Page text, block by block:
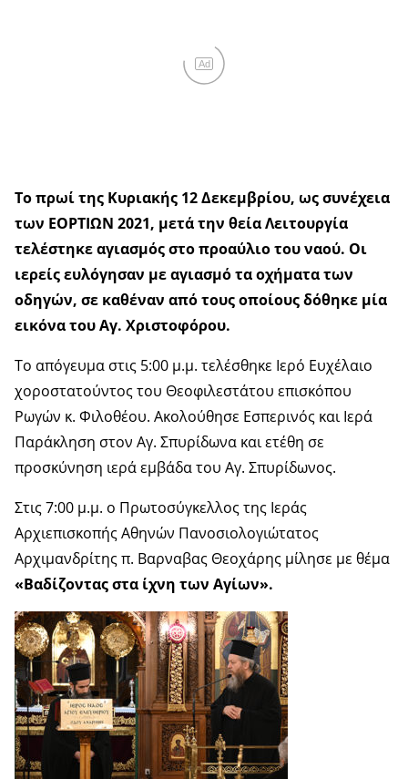
Ad
Το πρωί της Κυριακής 12 Δεκεμβρίου, ως συνέχεια
των ΕΟΡΤΙΩΝ 2021, μετά την θεία Λειτουργία
τελέστηκε αγιασμός στο προαύλιο του ναού. Οι
ιερείς ευλόγησαν με αγιασμό τα οχήματα των
οδηγών, σε καθέναν από τους οποίους δόθηκε μία
εικόνα του Αγ. Χριστοφόρου.
Το απόγευμα στις 5:00 μ.μ. τελέσθηκε Ιερό Ευχέλαιο
χοροστατούντος του Θεοφιλεστάτου επισκόπου
Ρωγών κ. Φιλοθέου. Ακολούθησε Εσπερινός και Ιερά
Παράκληση στον Αγ. Σπυρίδωνα και ετέθη σε
προσκύνηση ιερά εμβάδα του Αγ. Σπυρίδωνος.
Στις 7:00 μ.μ. ο Πρωτοσύγκελλος της Ιεράς
Αρχιεπισκοπής Αθηνών Πανοσιολογιώτατος
Αρχιμανδρίτης π. Βαρναβας Θεοχάρης μίλησε με θέμα
«Βαδίζοντας στα ίχνη των Αγίων».